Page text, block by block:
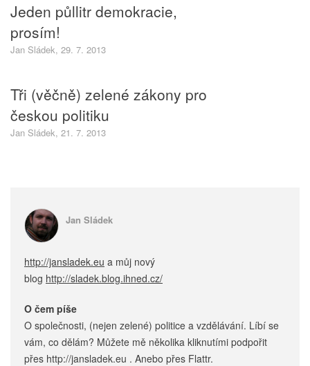
Jeden půllitr demokracie,
prosím!
Jan Sládek, 29. 7. 2013
Tři (věčně) zelené zákony pro
českou politiku
Jan Sládek, 21. 7. 2013
Jan Sládek
http://jansladek.eu a můj nový
blog http://sladek.blog.ihned.cz/
O čem píše
O společnosti, (nejen zelené) politice a vzdělávání. Líbí se
vám, co dělám? Můžete mě několika kliknutími podpořit
přes http://jansladek.eu . Anebo přes Flattr.